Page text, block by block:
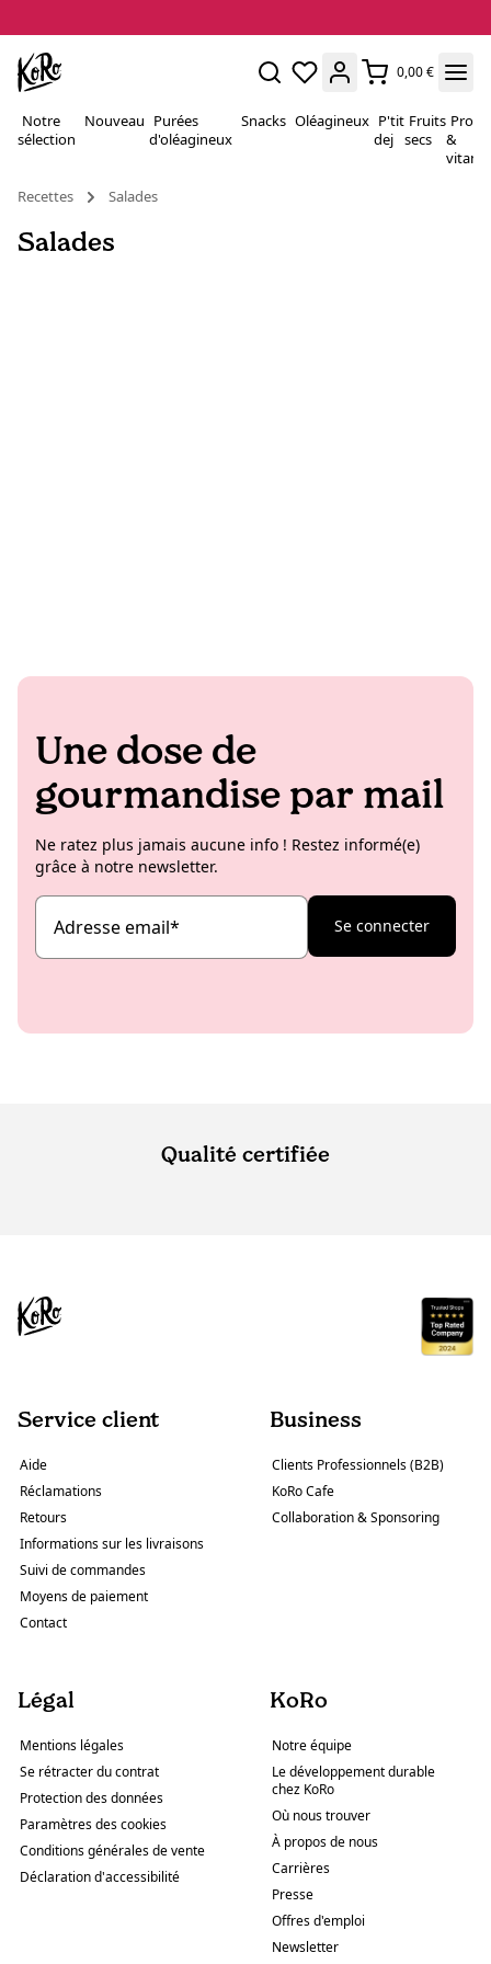
0,00 €
Notre
sélection
Nouveau Purées
d'oléagineux
Snacks Oléagineux P'tit
dej
Fruits
secs
&
Recettes
Salades
Salades
Une dose de
gourmandise par mail
Ne ratez plus jamais aucune info ! Restez informé(e)
grâce à notre newsletter.
Adresse email* Se connecter
Qualité certifiée
Service client
Aide
Réclamations
Retours
Informations sur les livraisons
Suivi de commandes
Moyens de paiement
Contact
Business
Clients Professionnels (B2B)
KoRo Cafe
Collaboration & Sponsoring
Légal
Mentions légales
Se rétracter du contrat
Protection des données
Paramètres des cookies
Conditions générales de vente
Déclaration d'accessibilité
KoRo
Notre équipe
Le développement durable
chez KoRo
Où nous trouver
À propos de nous
Carrières
Presse
Offres d'emploi
Newsletter